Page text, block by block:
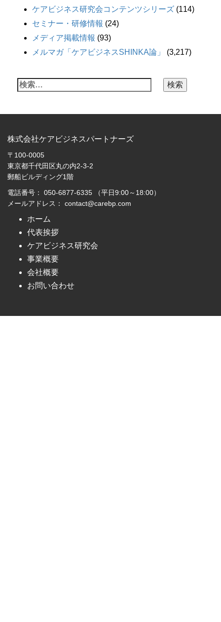
ケアビジネス研究会コンテンツシリーズ (114)
セミナー・研修情報 (24)
メディア掲載情報 (93)
メルマガ「ケアビジネスSHINKA論」
(3,217)
株式会社ケアビジネスパートナーズ
〒100-0005
東京都千代田区丸の内2-3-2
郵船ビルディング1階
電話番号： 050-6877-6335 （平日9:00～18:00）
メールアドレス： contact@carebp.com
ホーム
代表挨拶
ケアビジネス研究会
事業概要
会社概要
お問い合わせ